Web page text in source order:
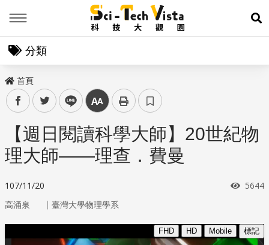
展
分類
首頁
facebooktwitter line 中
【週日閱讀科學大師】20世紀物
理大師——理查．費曼
107/11/20 瀏覽
5644
高涌泉 ｜ 臺灣大學物理學系